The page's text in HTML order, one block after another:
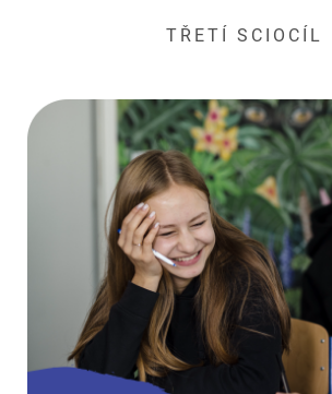
TŘETÍ SCIOCÍL